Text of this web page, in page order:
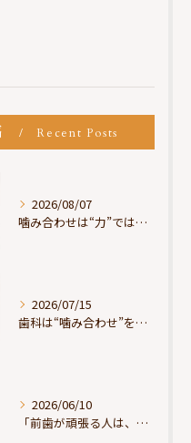
Recent Posts
2026/08/07
噛み合わせは“力”ではなく“許可”である
2026/07/15
歯科は“噛み合わせ”を見ているが、身体は“通り道”を見ている
2026/06/10
「前歯が頑張る人は、だいたい疲れている」